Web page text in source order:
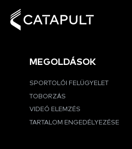
MEGOLDÁSOK
SPORTOLÓI FELÜGYELET
TOBORZÁS
VIDEÓ ELEMZÉS
TARTALOM ENGEDÉLYEZÉSE